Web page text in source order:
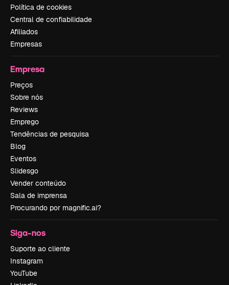
Política de cookies
Central de confiabilidade
Afiliados
Empresas
Empresa
Preços
Sobre nós
Reviews
Emprego
Tendências de pesquisa
Blog
Eventos
Slidesgo
Vender conteúdo
Sala de imprensa
Procurando por magnific.ai?
Siga-nos
Suporte ao cliente
Instagram
YouTube